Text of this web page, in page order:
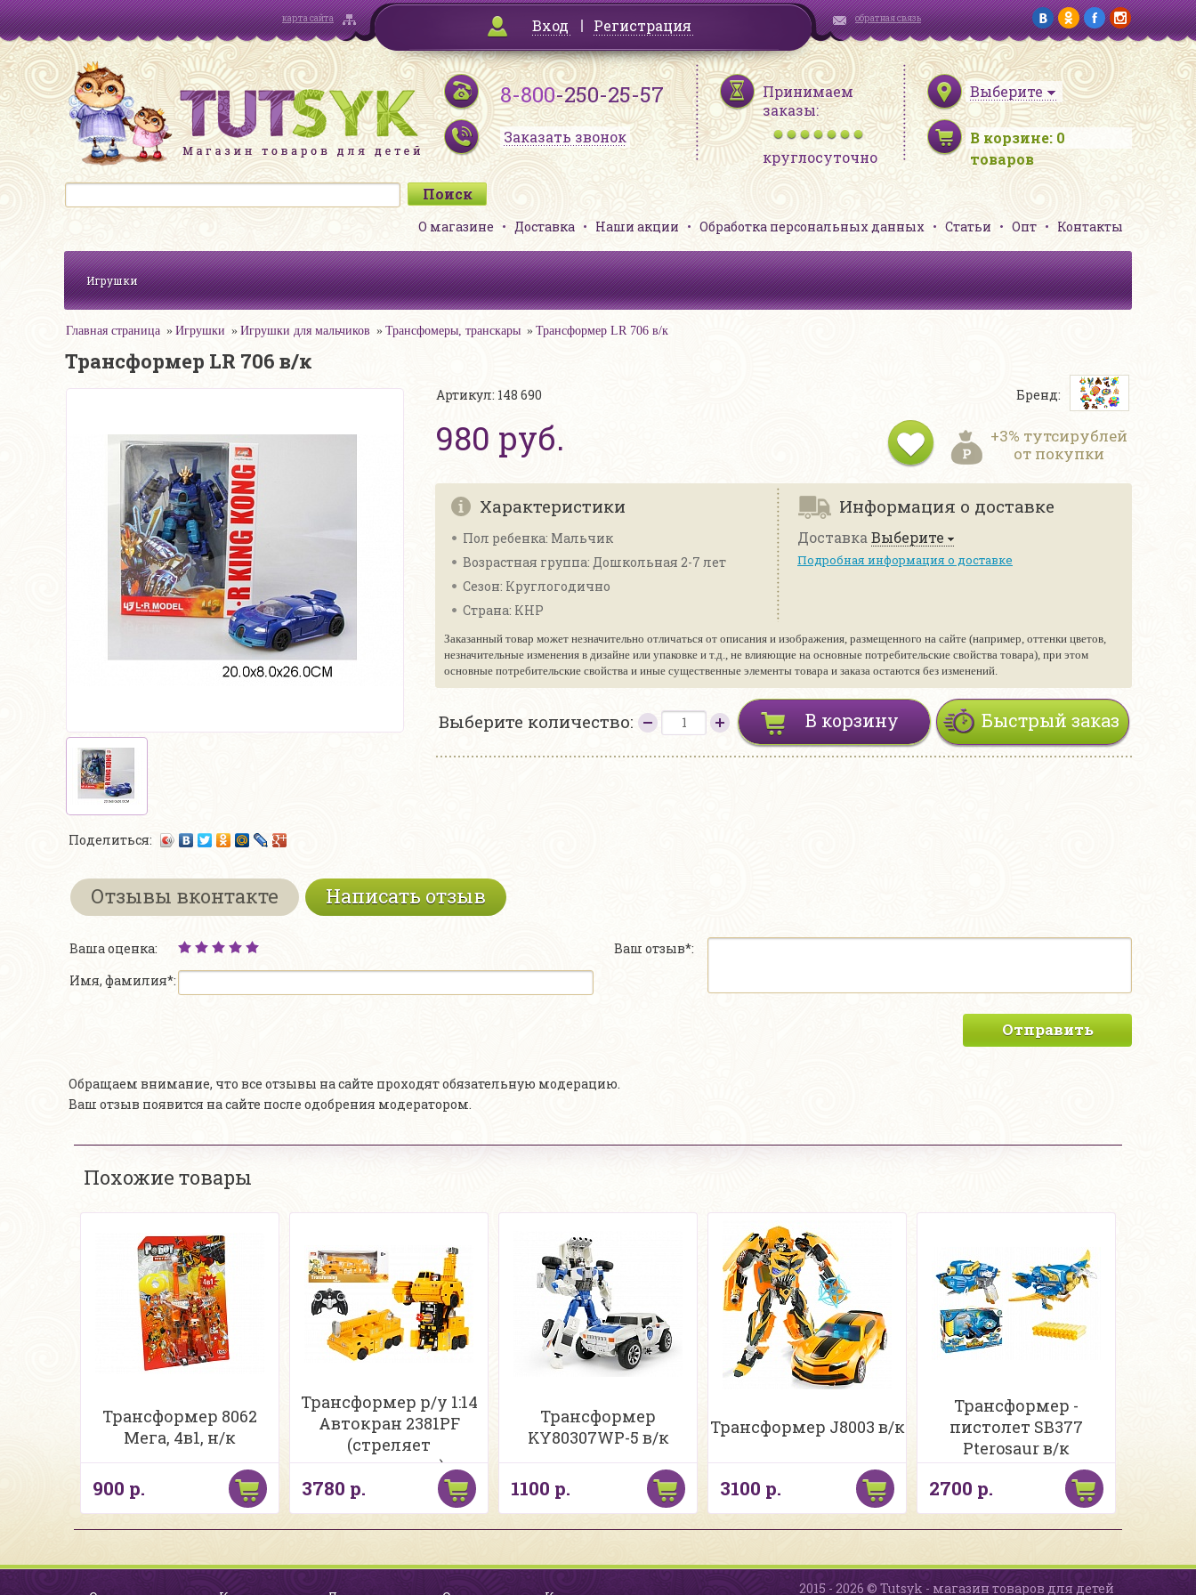
карта сайта Вход Регистрация обратная связь
8-800-250-25-57
Заказать звонок
Принимаем
заказы:
круглосуточно
Выберите
В корзине: 0
товаров
О магазине Доставка Наши акции Обработка персональных данных Статьи Опт Контакты
Игрушки
Главная страница Игрушки Игрушки для мальчиков Трансфомеры, транскары Трансформер LR 706 в/к
Трансформер LR 706 в/к
Поделиться:
Артикул: 148 690
980 руб.
Бренд:
+3% тутсирублей
от покупки
Характеристики
Пол ребенка: Мальчик
Возрастная группа: Дошкольная 2-7 лет
Сезон: Круглогодично
Страна: КНР
Информация о доставке
Доставка Выберите
Подробная информация о доставке
Заказанный товар может незначительно отличаться от описания и изображения, размещенного на сайте (например, оттенки цветов,
незначительные изменения в дизайне или упаковке и т.д., не влияющие на основные потребительские свойства товара), при этом
основные потребительские свойства и иные существенные элементы товара и заказа остаются без изменений.
Выберите количество: Быстрый заказ
В корзину
Отзывы вконтакте Написать отзыв
Ваша оценка:
Имя, фамилия*:
Ваш отзыв*:
Отправить
Обращаем внимание, что все отзывы на сайте проходят обязательную модерацию.
Ваш отзыв появится на сайте после одобрения модератором.
Похожие товары
Трансформер 8062
Мега, 4в1, н/к
900 р.
Трансформер р/у 1:14
Автокран 2381PF
(стреляет
присосками)
3780 р.
Трансформер
KY80307WP-5 в/к
1100 р.
Трансформер J8003 в/к
3100 р.
Трансформер -
пистолет SB377
Pterosaur в/к
2700 р.
2015 - 2026 © Tutsyk - магазин товаров для детей